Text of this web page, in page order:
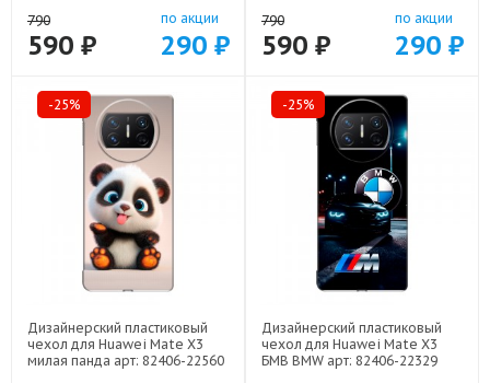
790
590 ₽
по акции
290 ₽
790
590 ₽
по акции
290 ₽
-25%
Дизайнерский пластиковый
чехол для Huawei Mate X3
милая панда арт: 82406-22560
-25%
Дизайнерский пластиковый
чехол для Huawei Mate X3
БМВ BMW арт: 82406-22329